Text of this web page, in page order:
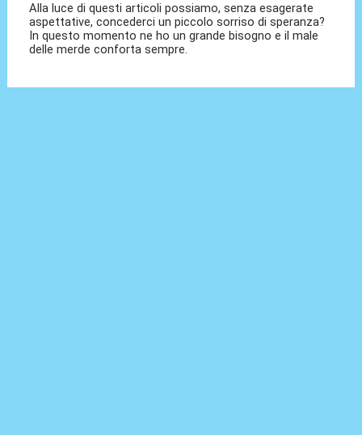
Alla luce di questi articoli possiamo, senza esagerate
aspettative, concederci un piccolo sorriso di speranza?
In questo momento ne ho un grande bisogno e il male
delle merde conforta sempre.